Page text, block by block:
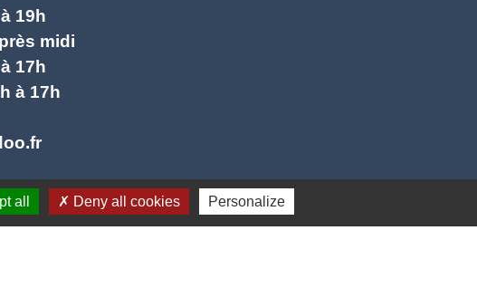
19h
midi
17h
à 17h
all Deny all cookies Personalize